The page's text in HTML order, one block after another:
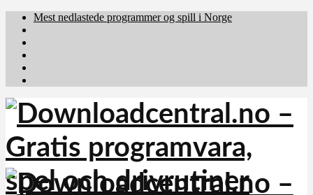
Mest nedlastede programmer og spill i Norge